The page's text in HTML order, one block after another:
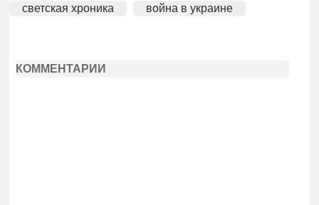
светская хроника
война в украине
КОММЕНТАРИИ